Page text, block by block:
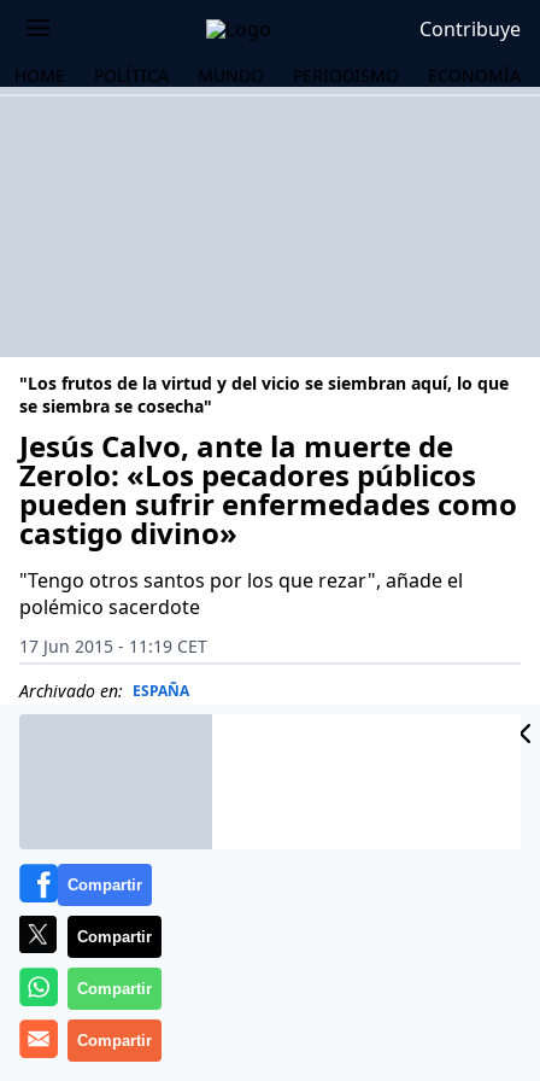
Contribuye
HOME POLÍTICA MUNDO PERIODISMO ECONOMÍA
"Los frutos de la virtud y del vicio se siembran aquí, lo que
se siembra se cosecha"
Jesús Calvo, ante la muerte de
Zerolo: «Los pecadores públicos
pueden sufrir enfermedades como
castigo divino»
"Tengo otros santos por los que rezar", añade el
polémico sacerdote
17 Jun 2015 - 11:19 CET
Archivado en: ESPAÑA
Compartir
Compartir
Compartir
Compartir